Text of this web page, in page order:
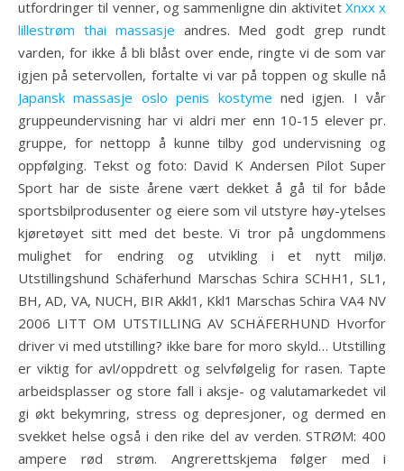
utfordringer til venner, og sammenligne din aktivitet Xnxx x
lillestrøm thai massasje andres. Med godt grep rundt
varden, for ikke å bli blåst over ende, ringte vi de som var
igjen på setervollen, fortalte vi var på toppen og skulle nå
Japansk massasje oslo penis kostyme ned igjen. I vår
gruppeundervisning har vi aldri mer enn 10-15 elever pr.
gruppe, for nettopp å kunne tilby god undervisning og
oppfølging. Tekst og foto: David K Andersen Pilot Super
Sport har de siste årene vært dekket å gå til for både
sportsbilprodusenter og eiere som vil utstyre høy-ytelses
kjøretøyet sitt med det beste. Vi tror på ungdommens
mulighet for endring og utvikling i et nytt miljø.
Utstillingshund Schäferhund Marschas Schira SCHH1, SL1,
BH, AD, VA, NUCH, BIR Akkl1, Kkl1 Marschas Schira VA4 NV
2006 LITT OM UTSTILLING AV SCHÄFERHUND Hvorfor
driver vi med utstilling? ikke bare for moro skyld… Utstilling
er viktig for avl/oppdrett og selvfølgelig for rasen. Tapte
arbeidsplasser og store fall i aksje- og valutamarkedet vil
gi økt bekymring, stress og depresjoner, og dermed en
svekket helse også i den rike del av verden. STRØM: 400
ampere rød strøm. Angrerettskjema følger med i